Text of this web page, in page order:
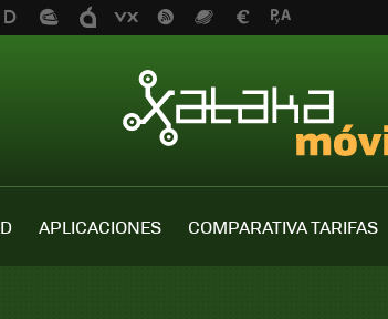
APLICACIONES COMPARATIVA TARIFAS